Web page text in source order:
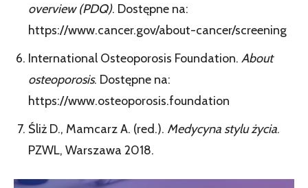
overview (PDQ). Dostępne na:
https://www.cancer.gov/about-cancer/screening
International Osteoporosis Foundation. About
osteoporosis. Dostępne na:
https://www.osteoporosis.foundation
Śliż D., Mamcarz A. (red.). Medycyna stylu życia.
PZWL, Warszawa 2018.